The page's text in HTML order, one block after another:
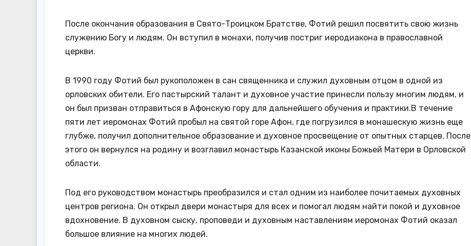
После окончания образования в Свято-Троицком Братстве, Фотий решил посвятить свою жизнь
служению Богу и людям. Он вступил в монахи, получив постриг иеродиакона в православной
церкви.
В 1990 году Фотий был рукоположен в сан священника и служил духовным отцом в одной из
орловских обители. Его пастырский талант и духовное участие принесли пользу многим людям, и
он был призван отправиться в Афонскую гору для дальнейшего обучения и практики.В течение
пяти лет иеромонах Фотий пробыл на святой горе Афон, где погрузился в монашескую жизнь еще
глубже, получил дополнительное образование и духовное просвещение от опытных старцев. После
этого он вернулся на родину и возглавил монастырь Казанской иконы Божьей Матери в Орловской
области.
Под его руководством монастырь преобразился и стал одним из наиболее почитаемых духовных
центров региона. Он открыл двери монастыря для всех и помогал людям найти покой и духовное
вдохновение. В духовном сыску, проповеди и духовным наставлениям иеромонах Фотий оказал
большое влияние на многих людей.